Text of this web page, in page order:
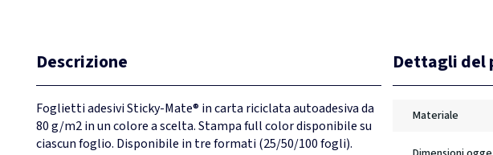
Descrizione
Foglietti adesivi Sticky-Mate® in carta riciclata autoadesiva da
80 g/m2 in un colore a scelta. Stampa full color disponibile su
ciascun foglio. Disponibile in tre formati (25/50/100 fogli).
Dettagli del
Materiale